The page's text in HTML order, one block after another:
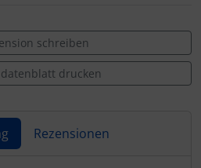
schreiben
drucken
Rezensionen